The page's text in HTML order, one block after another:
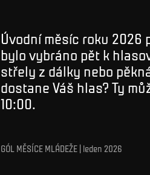
Úvodní měsíc roku
bylo vybráno pět k
střely z dálky nebo
dostane Váš hlas? Ty
10:00.
GÓL MĚSÍCE MLÁDEŽE | leden 2026